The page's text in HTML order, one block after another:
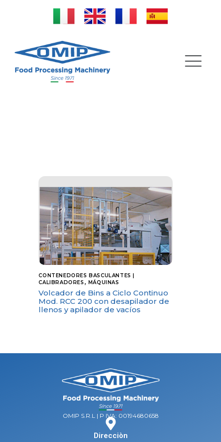
CONTENEDORES BASCULANTES |
CALIBRADORES , MÁQUINAS
Volcador de Bins a Ciclo Continuo
Mod. RCC 200 con desapilador de
llenos y apilador de vacíos
OMIP S.R.L | P IVA: 00194680658
Direcciòn